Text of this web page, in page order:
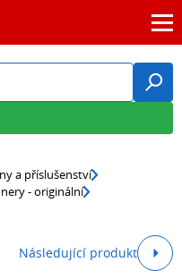
a příslušenství
- originální
Následující produkt